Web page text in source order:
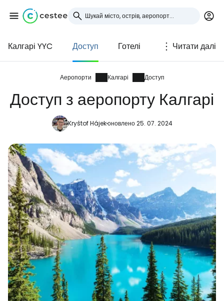
Калгарі YYC Доступ Готелі Читати далі
Аеропорти Калгарі Доступ
Доступ з аеропорту Калгарі
Kryštof Hájekоновлено 25. 07. 2024
Увійдіть до Cestee
... світова туристична спільнота
Продовжуйте з Google
Продовжуйте у Facebook
Продовжити з email